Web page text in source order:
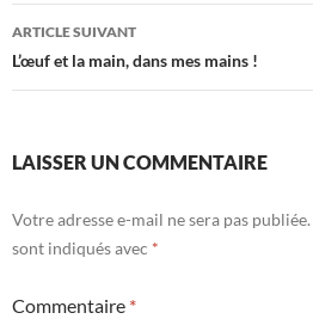
articles
ARTICLE SUIVANT
L’œuf et la main, dans mes mains !
LAISSER UN COMMENTAIRE
Votre adresse e-mail ne sera pas publiée.
sont indiqués avec *
Commentaire *